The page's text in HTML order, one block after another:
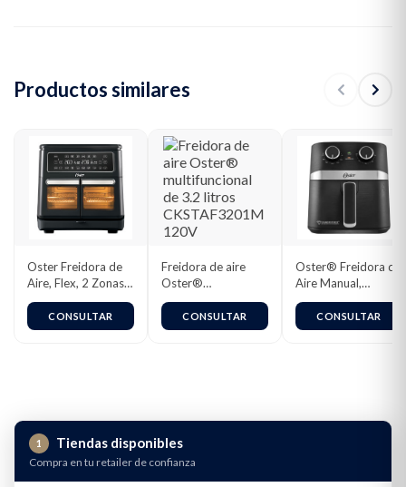
Productos similares
Oster Freidora de
Aire, Flex, 2 Zonas
de Cocción
Independientes, 11
L de Capacidad, 10
Accesorios, Color
Negro,
CKSTAF11MCDDF-
CONSULTAR
Freidora de aire
Oster®
multifuncional de
3.2 litros
CKSTAF3201M
CONSULTAR
Oster® Freidora de
Aire Manual,
Recubrimiento
Oster®
DiamondForce, 4L
CONSULTAR
1 Tiendas disponibles
Compra en tu retailer de confianza